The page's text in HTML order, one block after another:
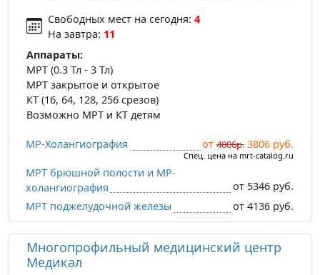
Свободных мест на сегодня: 4
На завтра: 11
Аппараты:
МРТ (0.3 Тл - 3 Тл)
МРТ закрытое и открытое
КТ (16, 64, 128, 256 срезов)
Возможно МРТ и КТ детям
МР-Холангиография от 4806р. 3806 руб.
Спец. цена на mrt-catalog.ru
МРТ брюшной полости и МР-
холангиография
от 5346 руб.
МРТ поджелудочной железы
от 4136 руб.
Многопрофильный медицинский центр
Медикал